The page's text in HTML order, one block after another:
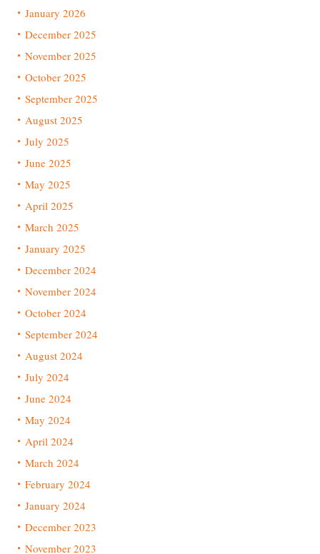
January 2026
December 2025
November 2025
October 2025
September 2025
August 2025
July 2025
June 2025
May 2025
April 2025
March 2025
January 2025
December 2024
November 2024
October 2024
September 2024
August 2024
July 2024
June 2024
May 2024
April 2024
March 2024
February 2024
January 2024
December 2023
November 2023